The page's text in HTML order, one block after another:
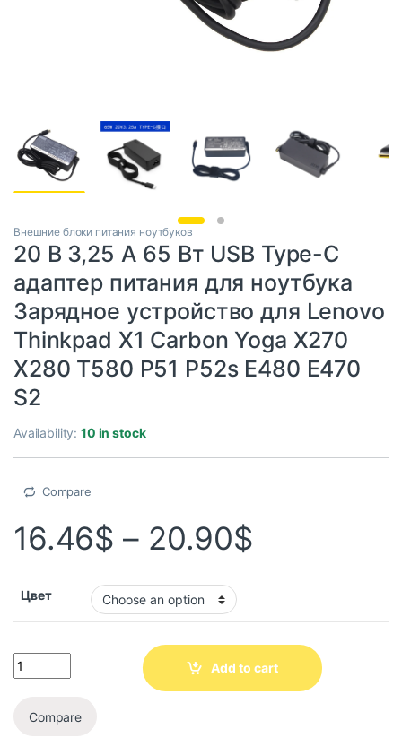
Внешние блоки питания ноутбуков
20 В 3,25 А 65 Вт USB Type-C
адаптер питания для ноутбука
Зарядное устройство для Lenovo
Thinkpad X1 Carbon Yoga X270
X280 T580 P51 P52s E480 E470
S2
Availability:10 in stock
Compare
16.46$ – 20.90$
Цвет
Add to cart
Compare